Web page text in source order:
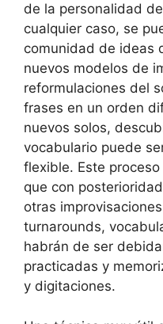
de la personalidad
cualquier caso, se
comunidad de ideas
nuevos modelos de
reformulaciones del
frases en un orden
nuevos solos,
vocabulario puede
flexible. Este
que con
otras
turnarounds,
habrán de ser
practicadas y
y digitaciones.